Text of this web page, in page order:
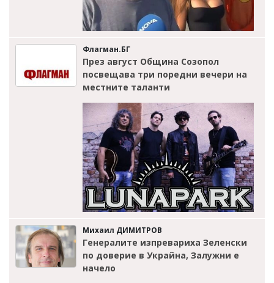
Флагман.БГ
През август Община Созопол
посвещава три поредни вечери на
местните таланти
Михаил ДИМИТРОВ
Генералите изпревариха Зеленски
по доверие в Украйна, Залужни е
начело